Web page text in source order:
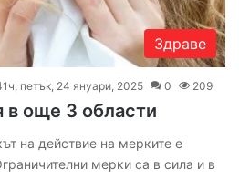
Здраве
петък, 24 януари, 2025 0 209
в още 3 области
на действие на мерките е
мерки са в сила и в